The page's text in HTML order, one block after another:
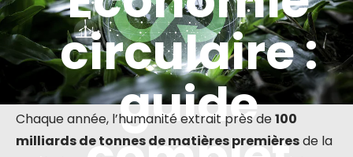
circulaire :
guide
Chaque année, l’humanité extrait près de100
milliards de tonnes de matières premièresde la